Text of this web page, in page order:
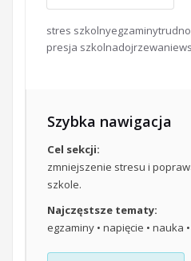
stres szkolnyegzaminy
presja szkolnadojrzewanie
Szybka nawigacja
Cel sekcji:
zmniejszenie stresu i
szkole.
Najczęstsze tematy:
egzaminy • napięcie • nauka